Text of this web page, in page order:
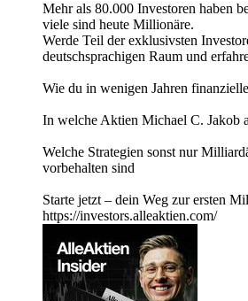
Mehr als 80.000 Investoren haben
viele sind heute Millionäre.
Werde Teil der exklusivsten
deutschsprachigen Raum und
Wie du in wenigen Jahren
In welche Aktien Michael C. Jakob
Welche Strategien sonst nur
vorbehalten sind
Starte jetzt – dein Weg zur ersten
https://investors.alleaktien.com/